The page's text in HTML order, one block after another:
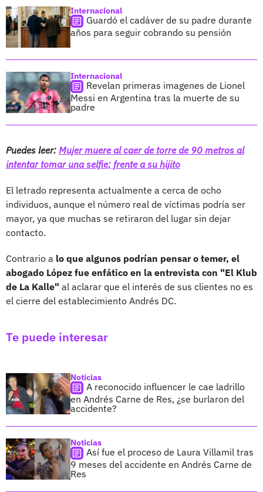
Internacional
Guardó el cadáver de su padre durante
años para seguir cobrando su pensión
Internacional
Revelan primeras imagenes de Lionel
Messi en Argentina tras la muerte de su
padre
Puedes leer: Mujer muere al caer de torre de 90 metros al
intentar tomar una selfie; frente a su hijito
El letrado representa actualmente a cerca de ocho
individuos, aunque el número real de víctimas podría ser
mayor, ya que muchas se retiraron del lugar sin dejar
contacto.
Contrario a lo que algunos podrían pensar o temer, el
abogado López fue enfático en la entrevista con "El Klub
de La Kalle" al aclarar que el interés de sus clientes no es
el cierre del establecimiento Andrés DC.
Te puede interesar
Noticias
A reconocido influencer le cae ladrillo
en Andrés Carne de Res, ¿se burlaron del
accidente?
Noticias
Así fue el proceso de Laura Villamil tras
9 meses del accidente en Andrés Carne de
Res